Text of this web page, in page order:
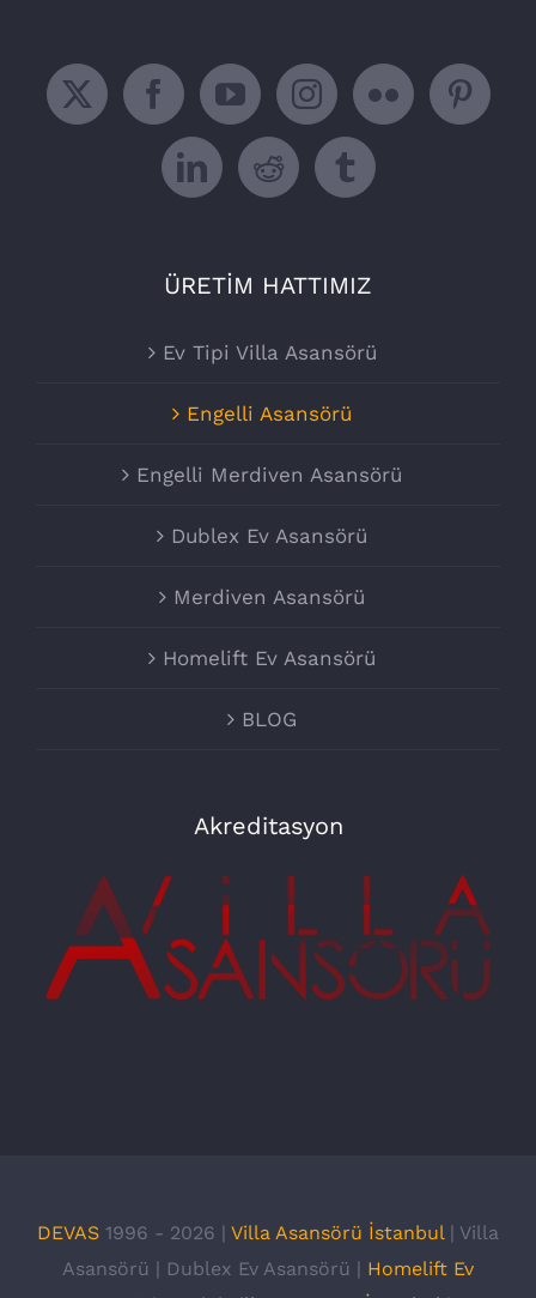
ÜRETİM HATTIMIZ
Ev Tipi Villa Asansörü
Engelli Asansörü
Engelli Merdiven Asansörü
Dublex Ev Asansörü
Merdiven Asansörü
Homelift Ev Asansörü
BLOG
Akreditasyon
DEVAS 1996 - 2026 | Villa Asansörü İstanbul| Villa
Asansörü | Dublex Ev Asansörü | Homelift Ev